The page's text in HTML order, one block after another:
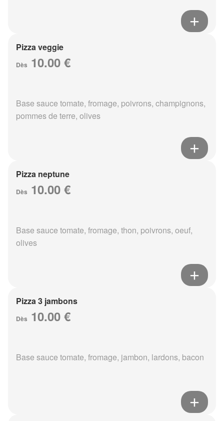
Pizza veggie
Dès 10.00 €
Base sauce tomate, fromage, poivrons, champignons,
pommes de terre, olives
Pizza neptune
Dès 10.00 €
Base sauce tomate, fromage, thon, poivrons, oeuf,
olives
Pizza 3 jambons
Dès 10.00 €
Base sauce tomate, fromage, jambon, lardons, bacon